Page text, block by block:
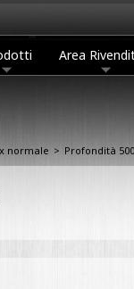
Area
normale > Profondità 500